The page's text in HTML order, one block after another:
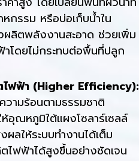
กรรม หรือบ่อเก็บน้ำใน
ผลิตพลังงานสะอาด ช่วยเพิ่ม
าโดยไม่กระทบต่อพื้นที่ปลูก
ไฟฟ้า (Higher Efficiency):
วามร้อนตามธรรมชาติ
อุณหภูมิใต้แผงโซลาร์เซลล์
ลให้ระบบทำงานได้เต็ม
ไฟฟ้าได้สูงขึ้นอย่างชัดเจน